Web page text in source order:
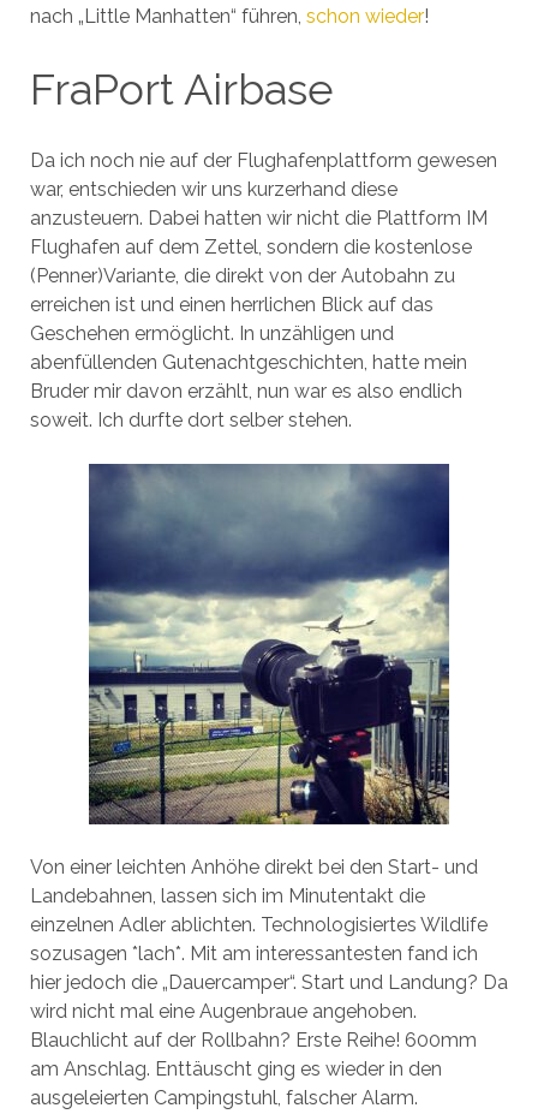
nach „Little Manhatten“ führen, schon wieder!
FraPort Airbase
Da ich noch nie auf der Flughafenplattform gewesen
war, entschieden wir uns kurzerhand diese
anzusteuern. Dabei hatten wir nicht die Plattform IM
Flughafen auf dem Zettel, sondern die kostenlose
(Penner)Variante, die direkt von der Autobahn zu
erreichen ist und einen herrlichen Blick auf das
Geschehen ermöglicht. In unzähligen und
abenfüllenden Gutenachtgeschichten, hatte mein
Bruder mir davon erzählt, nun war es also endlich
soweit. Ich durfte dort selber stehen.
Von einer leichten Anhöhe direkt bei den Start- und
Landebahnen, lassen sich im Minutentakt die
einzelnen Adler ablichten. Technologisiertes Wildlife
sozusagen *lach*. Mit am interessantesten fand ich
hier jedoch die „Dauercamper“. Start und Landung? Da
wird nicht mal eine Augenbraue angehoben.
Blauchlicht auf der Rollbahn? Erste Reihe! 600mm
am Anschlag. Enttäuscht ging es wieder in den
ausgeleierten Campingstuhl, falscher Alarm.